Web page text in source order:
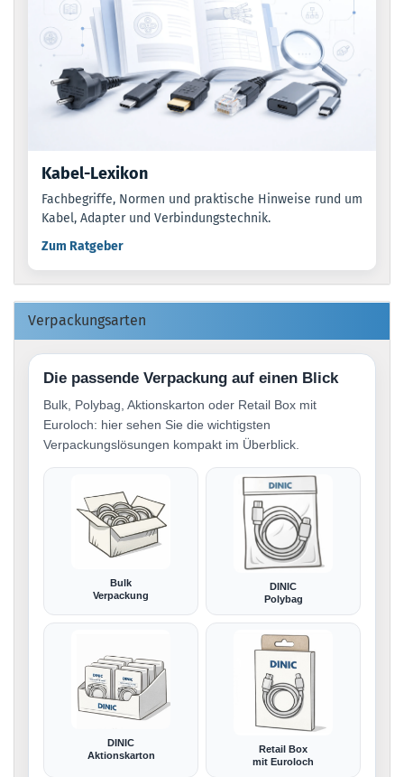
Kabel-Lexikon
Fachbegriffe, Normen und praktische Hinweise rund um
Kabel, Adapter und Verbindungstechnik.
Zum Ratgeber
Verpackungsarten
Die passende Verpackung auf einen Blick
Bulk, Polybag, Aktionskarton oder Retail Box mit
Euroloch: hier sehen Sie die wichtigsten
Verpackungslösungen kompakt im Überblick.
Bulk
Verpackung
DINIC
Polybag
DINIC
Aktionskarton
Retail Box
mit Euroloch